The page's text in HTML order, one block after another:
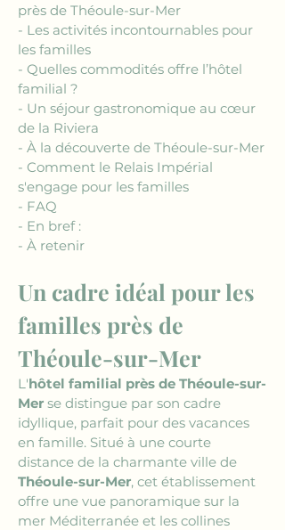
près de Théoule-sur-Mer
- Les activités incontournables pour
les familles
- Quelles commodités offre l’hôtel
familial ?
- Un séjour gastronomique au cœur
de la Riviera
- À la découverte de Théoule-sur-Mer
- Comment le Relais Impérial
s'engage pour les familles
- FAQ
- En bref :
- À retenir
Un cadre idéal pour les
familles près de
Théoule-sur-Mer
L'hôtel familial près de Théoule-sur-
Mer se distingue par son cadre
idyllique, parfait pour des vacances
en famille. Situé à une courte
distance de la charmante ville de
Théoule-sur-Mer, cet établissement
offre une vue panoramique sur la
mer Méditerranée et les collines